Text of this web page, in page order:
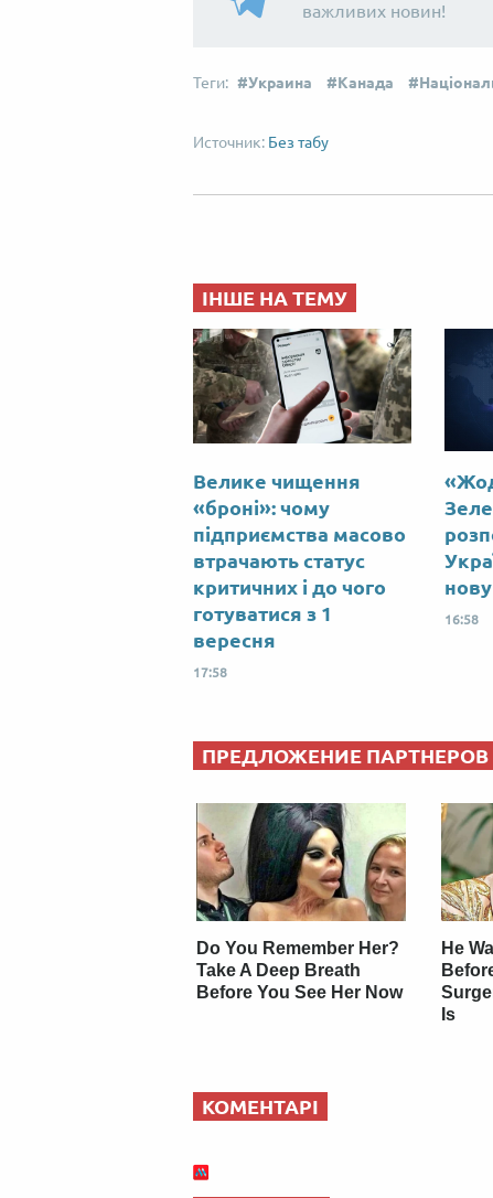
важливих новин!
Украина Канада
Без табу
ІНШЕ НА ТЕМУ
Велике чищення
«броні»: чому
підприємства масово
втрачають статус
критичних і до чого
готуватися з 1
вересня
17:58
16:58
ПРЕДЛОЖЕНИЕ ПАРТНЕРОВ
Do You Remember Her?
Take A Deep Breath
Before You See Her Now
He
Is
КОМЕНТАРІ